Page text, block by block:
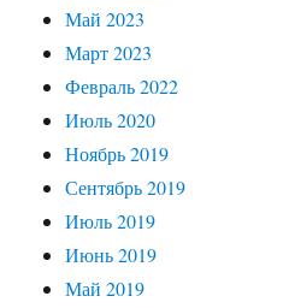
Май 2023
Март 2023
Февраль 2022
Июль 2020
Ноябрь 2019
Сентябрь 2019
Июль 2019
Июнь 2019
Май 2019